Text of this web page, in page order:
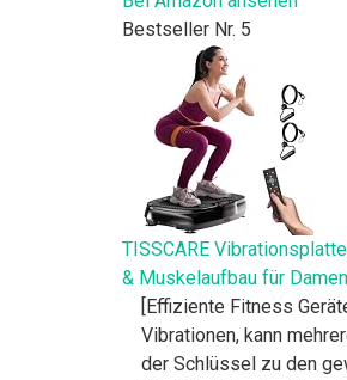
Bestseller Nr. 5
TISSCARE
& Muskelaufbau für
[Effiziente Fitness
Vibrationen, kann
der Schlüssel zu den